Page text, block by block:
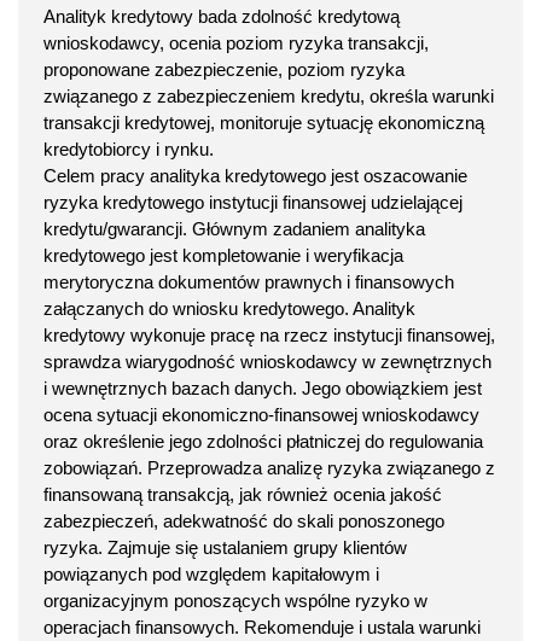
Analityk kredytowy bada zdolność kredytową
wnioskodawcy, ocenia poziom ryzyka transakcji,
proponowane zabezpieczenie, poziom ryzyka
związanego z zabezpieczeniem kredytu, określa warunki
transakcji kredytowej, monitoruje sytuację ekonomiczną
kredytobiorcy i rynku.
Celem pracy analityka kredytowego jest oszacowanie
ryzyka kredytowego instytucji finansowej udzielającej
kredytu/gwarancji. Głównym zadaniem analityka
kredytowego jest kompletowanie i weryfikacja
merytoryczna dokumentów prawnych i finansowych
załączanych do wniosku kredytowego. Analityk
kredytowy wykonuje pracę na rzecz instytucji finansowej,
sprawdza wiarygodność wnioskodawcy w zewnętrznych
i wewnętrznych bazach danych. Jego obowiązkiem jest
ocena sytuacji ekonomiczno-finansowej wnioskodawcy
oraz określenie jego zdolności płatniczej do regulowania
zobowiązań. Przeprowadza analizę ryzyka związanego z
finansowaną transakcją, jak również ocenia jakość
zabezpieczeń, adekwatność do skali ponoszonego
ryzyka. Zajmuje się ustalaniem grupy klientów
powiązanych pod względem kapitałowym i
organizacyjnym ponoszących wspólne ryzyko w
operacjach finansowych. Rekomenduje i ustala warunki